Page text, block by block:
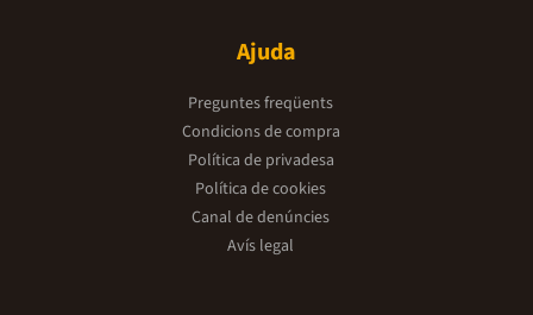
Ajuda
Preguntes freqüents
Condicions de compra
Política de privadesa
Política de cookies
Canal de denúncies
Avís legal